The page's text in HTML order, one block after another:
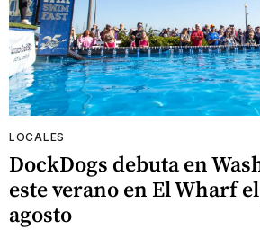
LOCALES
DockDogs debuta en
este verano en El Wharf
agosto